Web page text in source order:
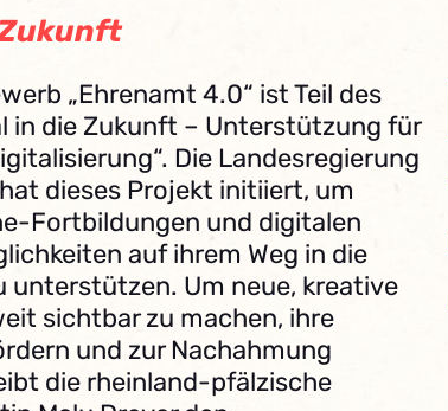
„Ehrenamt 4.0“ ist Teil des
in die Zukunft – Unterstützung für
Die Landesregierung
dieses Projekt initiiert, um
Fortbildungen und digitalen
auf ihrem Weg in die
unterstützen. Um neue, kreative
sichtbar zu machen, ihre
und zur Nachahmung
die rheinland-pfälzische